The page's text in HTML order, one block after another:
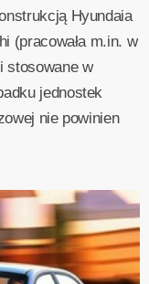
Hyundaia
(pracowała m.in. w
stosowane w
jednostek
nie powinien